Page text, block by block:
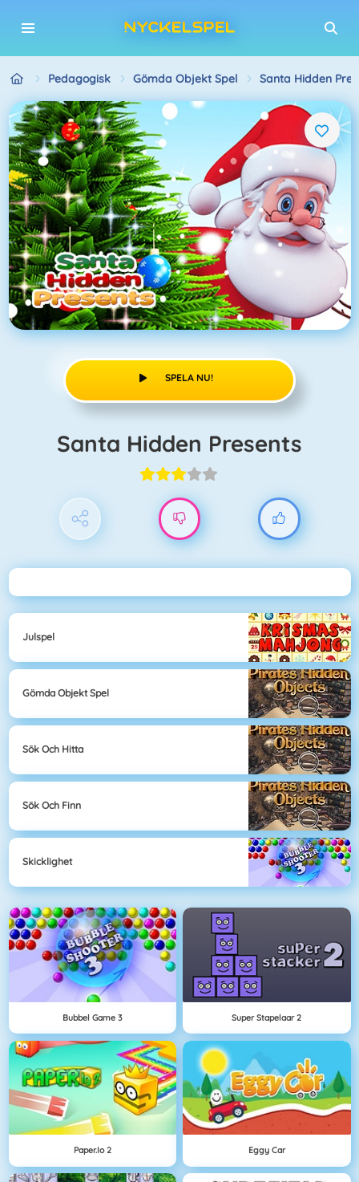
Pedagogisk Gömda Objekt Spel Santa Hidden
SPELA NU!
Santa Hidden Presents
Julspel
Gömda Objekt Spel
Sök Och Hitta
Sök Och Finn
Skicklighet
Bubbel Game 3 Super Stapelaar 2
Paper.io 2 Eggy Car